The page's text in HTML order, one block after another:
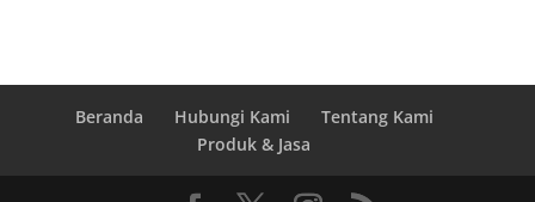
Beranda Hubungi Kami
Tentang Kami
Produk & Jasa